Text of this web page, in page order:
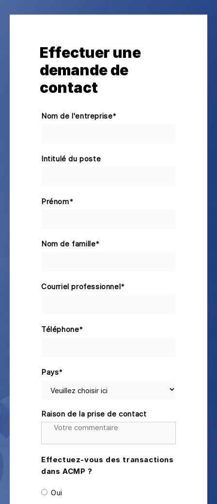
Effectuer une
demande de
contact
Nom de l'entreprise*
Intitulé du poste
Prénom*
Nom de famille*
Courriel professionnel*
Téléphone*
Pays*
Raison de la prise de contact
Effectuez-vous des transactions
dans ACMP ?
Oui